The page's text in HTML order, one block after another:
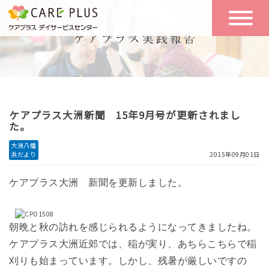
こんな方に
おすすめ
一日の流れ
一日体験
空き状況
お問い合わせ
体験希望
ケアプラス大洲新聞 15年9月号が更新されまし
た。
大洲八幡
浜だより
2015年09月01日
ケアプラス大洲 新聞を更新しました。
朝晩と秋の訪れを感じられるようになってきましたね。
ケアプラス大洲近郊では、稲が実り、あちらこちらで稲
刈りも始まっています。
しかし、残暑が厳しいですの